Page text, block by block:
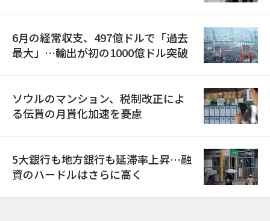
6月の経常収支、497億ドルで「過去
最大」…輸出が初の1000億ドル突破
ソウルのマンション、税制改正によ
る伝貰の月貰化加速を憂慮
5大銀行も地方銀行も延滞率上昇…融
資のハードルはさらに高く